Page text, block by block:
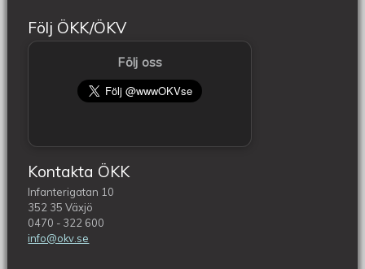
Följ ÖKK/ÖKV
Följ oss
Kontakta ÖKK
Infanterigatan 10
352 35 Växjö
0470 - 322 600
info@okv.se